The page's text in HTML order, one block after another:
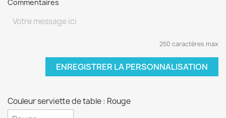
Commentaires
250 caractères max
ENREGISTRER LA PERSONNALISATION
Couleur serviette de table : Rouge